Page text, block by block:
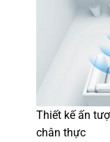
Thiết kế ấn
chân thực